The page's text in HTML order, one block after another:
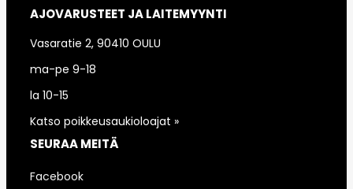
AJOVARUSTEET JA LAITEMYYNTI
Vasaratie 2, 90410 OULU
ma-pe 9-18
la 10-15
Katso poikkeusaukioloajat »
SEURAA MEITÄ
Facebook